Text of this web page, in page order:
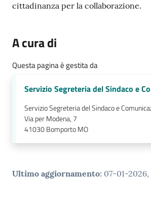
cittadinanza per la collaborazione.
A cura di
Questa pagina è gestita da
Servizio Segreteria del Sindaco e
Servizio Segreteria del Sindaco e
Via per Modena, 7
41030Bomporto MO
Ultimo aggiornamento: 07-01-2026,